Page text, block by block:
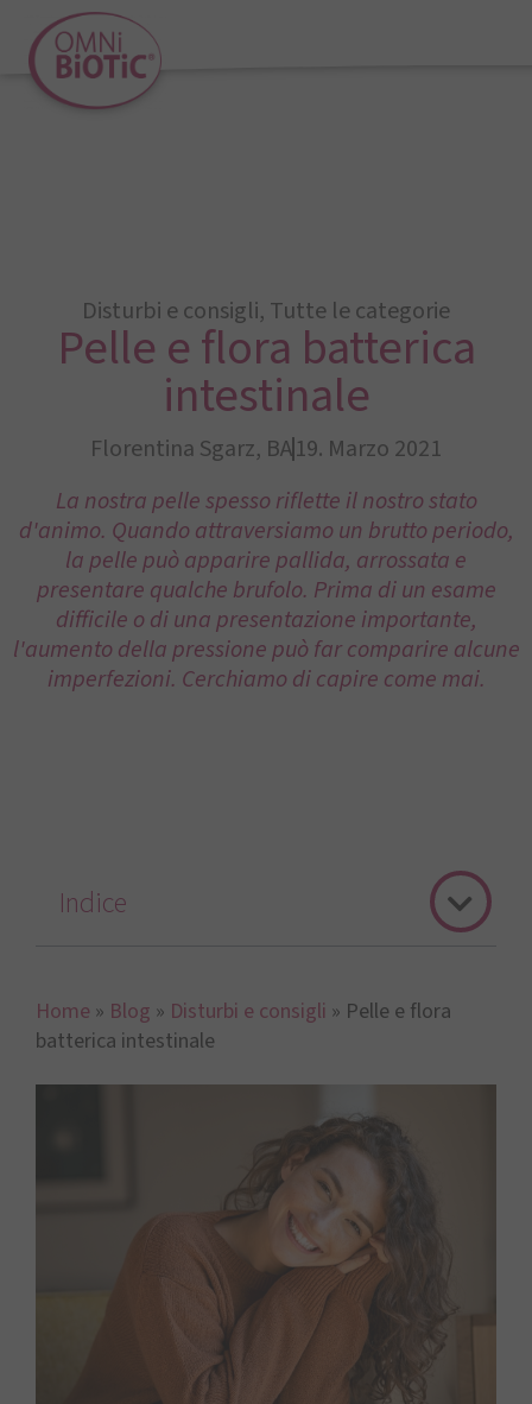
Disturbi e consigli, Tutte le categorie
Pelle e flora batterica
intestinale
Florentina Sgarz, BA19. Marzo 2021
La nostra pelle spesso riflette il nostro stato
d'animo. Quando attraversiamo un brutto periodo,
la pelle può apparire pallida, arrossata e
presentare qualche brufolo. Prima di un esame
difficile o di una presentazione importante,
l'aumento della pressione può far comparire alcune
imperfezioni. Cerchiamo di capire come mai.
Home » Blog » Disturbi e consigli » Pelle e flora
batterica intestinale
Indice